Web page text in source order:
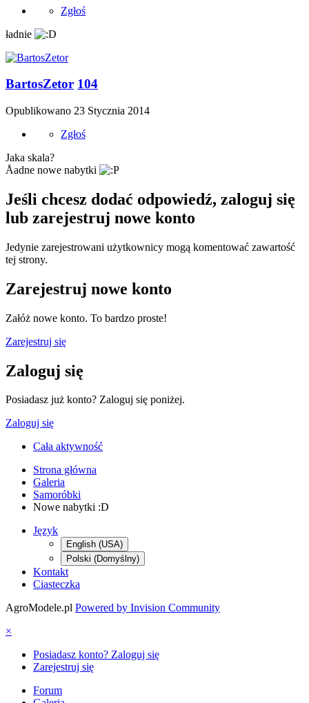
Zgłoś
ładnie
BartosZetor 104
Opublikowano 23 Stycznia 2014
Zgłoś
Jaka skala?
Åadne nowe nabytki
Jeśli chcesz dodać odpowiedź, zaloguj się
lub zarejestruj nowe konto
Jedynie zarejestrowani użytkownicy mogą komentować zawartość
tej strony.
Zarejestruj nowe konto
Załóż nowe konto. To bardzo proste!
Zarejestruj się
Zaloguj się
Posiadasz już konto? Zaloguj się poniżej.
Zaloguj się
Cała aktywność
Strona główna
Galeria
Samoróbki
Nowe nabytki :D
Język
English (USA)
Polski (Domyślny)
Kontakt
Ciasteczka
AgroModele.pl Powered by Invision Community
×
Posiadasz konto? Zaloguj się
Zarejestruj się
Forum